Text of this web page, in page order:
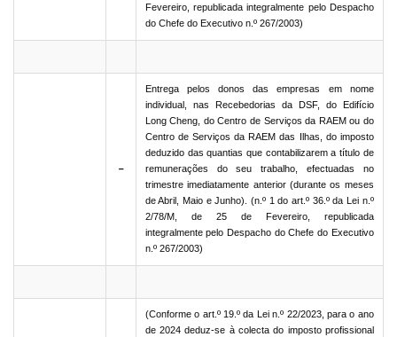
Fevereiro, republicada integralmente pelo Despacho
do Chefe do Executivo n.º 267/2003)
－
Entrega pelos donos das empresas em nome
individual, nas Recebedorias da DSF, do Edifício
Long Cheng, do Centro de Serviços da RAEM ou do
Centro de Serviços da RAEM das Ilhas, do imposto
deduzido das quantias que contabilizarem a título de
remunerações do seu trabalho, efectuadas no
trimestre imediatamente anterior (durante os meses
de Abril, Maio e Junho). (n.º 1 do art.º 36.º da Lei n.º
2/78/M, de 25 de Fevereiro, republicada
integralmente pelo Despacho do Chefe do Executivo
n.º 267/2003)
(Conforme o art.º 19.º da Lei n.º 22/2023, para o ano
de 2024 deduz-se à colecta do imposto profissional